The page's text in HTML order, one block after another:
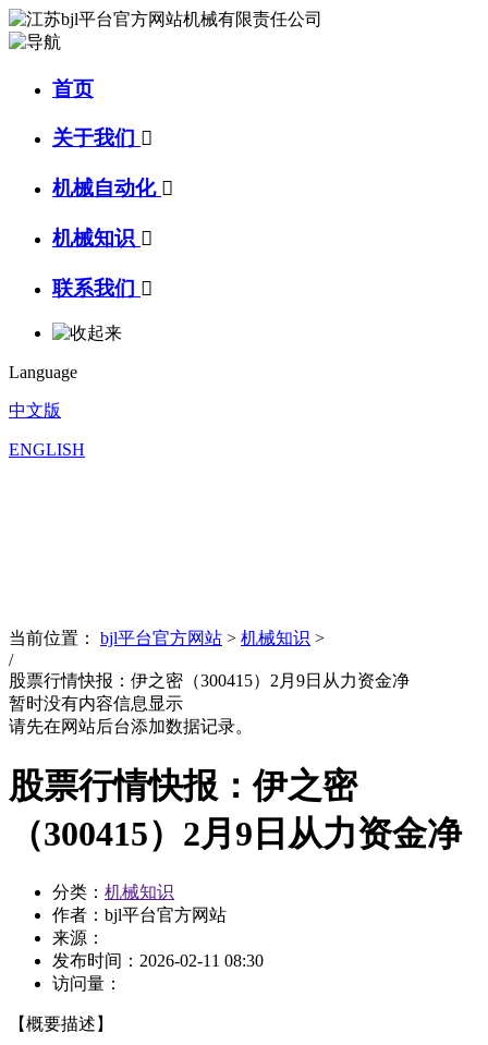
首页
关于我们 
机械自动化 
机械知识 
联系我们 
Language
中文版
ENGLISH
当前位置： bjl平台官方网站 > 机械知识 >
/
股票行情快报：伊之密（300415）2月9日从力资金净
暂时没有内容信息显示
请先在网站后台添加数据记录。
股票行情快报：伊之密
（300415）2月9日从力资金净
分类： 机械知识
作者：bjl平台官方网站
来源：
发布时间： 2026-02-11 08:30
访问量：
【概要描述】